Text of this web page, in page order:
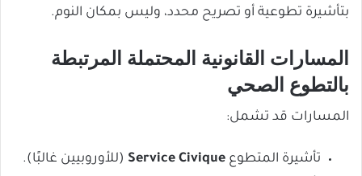
بتأشيرة تطوعية أو تصريح محدد، وليس بمكان النوم.
المسارات القانونية المحتملة المرتبطة
بالتطوع الصحي
المسارات قد تشمل:
تأشيرة المتطوع Service Civique (للأوروبيين غالبًا).